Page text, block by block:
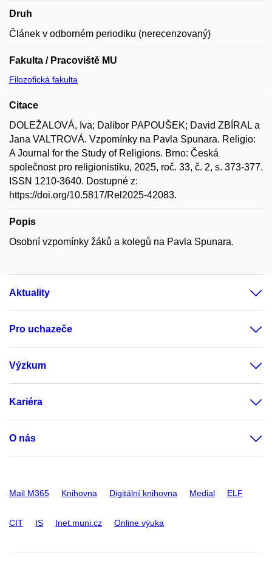
Druh
Článek v odborném periodiku (nerecenzovaný)
Fakulta / Pracoviště MU
Filozofická fakulta
Citace
DOLEŽALOVÁ, Iva; Dalibor PAPOUŠEK; David ZBÍRAL a
Jana VALTROVÁ. Vzpomínky na Pavla Spunara. Religio:
A Journal for the Study of Religions. Brno: Česká
společnost pro religionistiku, 2025, roč. 33, č. 2, s. 373-377.
ISSN 1210-3640. Dostupné z:
https://doi.org/10.5817/Rel2025-42083.
Popis
Osobní vzpomínky žáků a kolegů na Pavla Spunara.
Aktuality
Pro uchazeče
Výzkum
Kariéra
O nás
Mail M365 Knihovna Digitální knihovna Medial ELF
CIT IS Inet.muni.cz Online výuka